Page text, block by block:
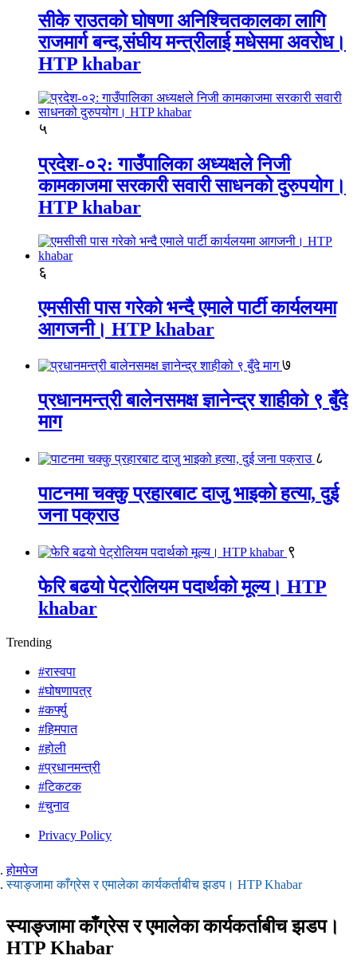
सीके राउतको घोषणा अनिश्चितकालका लागि
राजमार्ग बन्द,संघीय मन्त्रीलाई मधेसमा अवरोध।
HTP khabar
५
प्रदेश-०२: गाउँपालिका अध्यक्षले निजी
कामकाजमा सरकारी सवारी साधनको दुरुपयोग।
HTP khabar
६
एमसीसी पास गरेको भन्दै एमाले पार्टी कार्यलयमा
आगजनी। HTP khabar
७
प्रधानमन्त्री बालेनसमक्ष ज्ञानेन्द्र शाहीको ९ बुँदे
माग
८
पाटनमा चक्कु प्रहारबाट दाजु भाइको हत्या, दुई
जना पक्राउ
९
फेरि बढयो पेट्रोलियम पदार्थको मूल्य। HTP
khabar
Trending
#रास्वपा
#घोषणापत्र
#कर्फ्यु
#हिमपात
#होली
#प्रधानमन्त्री
#टिकटक
#चुनाव
Privacy Policy
होमपेज
स्याङ्जामा काँग्रेस र एमालेका कार्यकर्ताबीच झडप। HTP Khabar
स्याङ्जामा काँग्रेस र एमालेका कार्यकर्ताबीच झडप।
HTP Khabar